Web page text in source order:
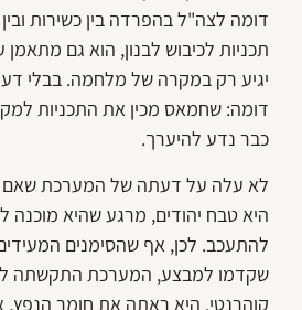
דומה לצה"ל בהפרדה בין כשירות
תכניות לכיבוש לבנון, הוא גם מתאמן
יגיע רק במקרה של מלחמה. בבלי
דומה: שחמאס מכין את התכניות
כבר נדע להיערך.
לא עלה על דעתה של המערכת
היא טבח יהודים, מרגע שהיא מוכנה
להתעכב. לכן, אף שהסימנים
שקדמו למבצע, המערכת התקשתה
קוהרנטי. היא ראתה את חומר